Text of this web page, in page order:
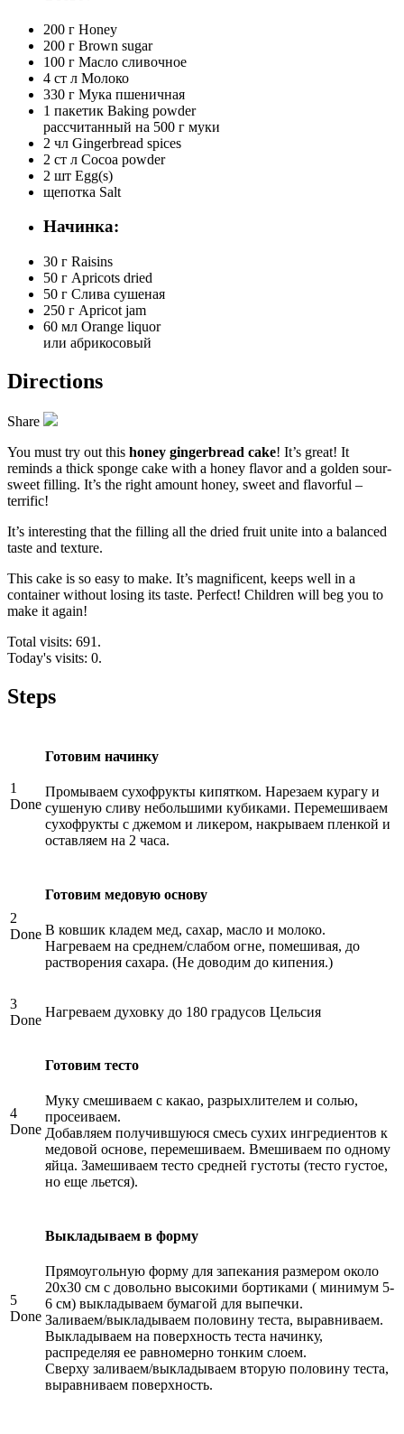
200 г Honey
200 г Brown sugar
100 г Масло сливочное
4 ст л Молоко
330 г Мука пшеничная
1 пакетик Baking powder
рассчитанный на 500 г муки
2 чл Gingerbread spices
2 ст л Cocoa powder
2 шт Egg(s)
щепотка Salt
Начинка:
30 г Raisins
50 г Apricots dried
50 г Слива сушеная
250 г Apricot jam
60 мл Orange liquor
или абрикосовый
Directions
Share
You must try out this honey gingerbread cake! It’s great! It
reminds a thick sponge cake with a honey flavor and a golden sour-
sweet filling. It’s the right amount honey, sweet and flavorful –
terrific!
It’s interesting that the filling all the dried fruit unite into a balanced
taste and texture.
This cake is so easy to make. It’s magnificent, keeps well in a
container without losing its taste. Perfect! Children will beg you to
make it again!
Total visits: 691.
Today's visits: 0.
Steps
1
Done
Готовим начинку
Промываем сухофрукты кипятком. Нарезаем курагу и
сушеную сливу небольшими кубиками. Перемешиваем
сухофрукты с джемом и ликером, накрываем пленкой и
оставляем на 2 часа.
2
Done
Готовим медовую основу
В ковшик кладем мед, сахар, масло и молоко.
Нагреваем на среднем/слабом огне, помешивая, до
растворения сахара. (Не доводим до кипения.)
3
Done
Нагреваем духовку до 180 градусов Цельсия
4
Done
Готовим тесто
Муку смешиваем с какао, разрыхлителем и солью,
просеиваем.
Добавляем получившуюся смесь сухих ингредиентов к
медовой основе, перемешиваем. Вмешиваем по одному
яйца. Замешиваем тесто средней густоты (тесто густое,
но еще льется).
5
Done
Выкладываем в форму
Прямоугольную форму для запекания размером около
20х30 см с довольно высокими бортиками ( минимум 5-
6 см) выкладываем бумагой для выпечки.
Заливаем/выкладываем половину теста, выравниваем.
Выкладываем на поверхность теста начинку,
распределяя ее равномерно тонким слоем.
Сверху заливаем/выкладываем вторую половину теста,
выравниваем поверхность.